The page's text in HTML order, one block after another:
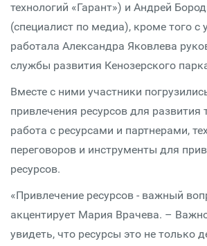
технологий «Гарант») и Андрей
(специалист по медиа), кроме того с
работала Александра Яковлева
службы развития Кенозерского
Вместе с ними участники
привлечения ресурсов для развития
работа с ресурсами и партнерами,
переговоров и инструменты для
ресурсов.
«Привлечение ресурсов - важный
акцентирует Мария Врачева. –
увидеть, что ресурсы это не только